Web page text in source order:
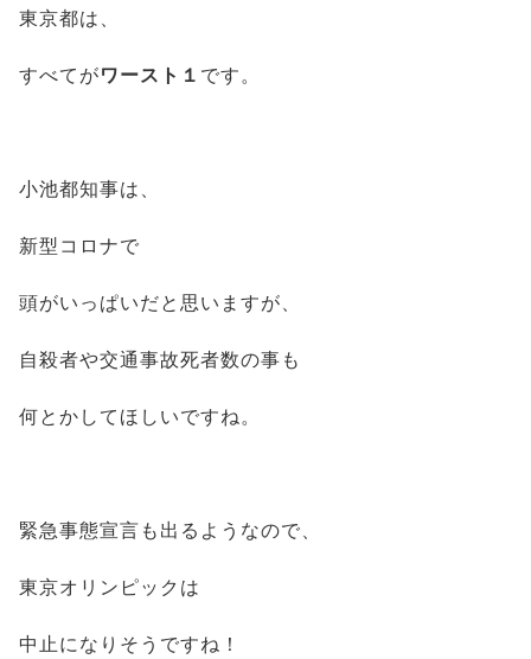
東京都は、
すべてがワースト１ です。
小池都知事は、
新型コロナで
頭がいっぱいだと思いますが、
自殺者や交通事故死者数の事も
何とかしてほしいですね。
緊急事態宣言も出るようなので、
東京オリンピックは
中止になりそうですね！